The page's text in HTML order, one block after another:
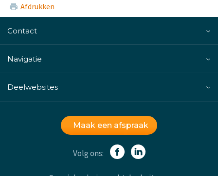
Afdrukken
Contact
Navigatie
Deelwebsites
Maak een afspraak
Volg ons: